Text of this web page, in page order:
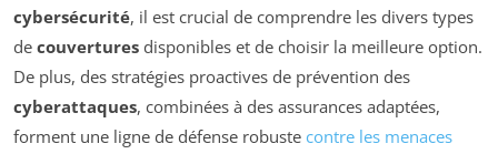
cybersécurité, il est crucial de comprendre les divers types
de couvertures disponibles et de choisir la meilleure option.
De plus, des stratégies proactives de prévention des
cyberattaques, combinées à des assurances adaptées,
forment une ligne de défense robuste contre les menaces